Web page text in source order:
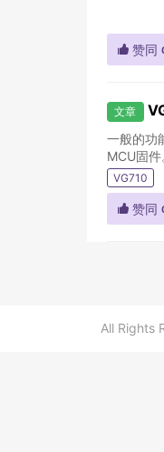
 赞同
文章
一般的功
MCU固
VG710
 赞同
All Rights